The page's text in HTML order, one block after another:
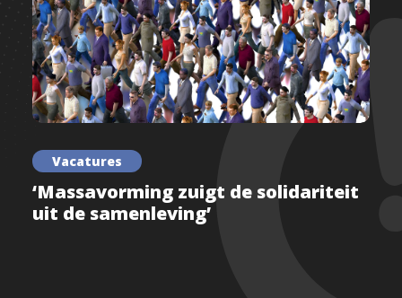
Vacatures
‘Massavorming zuigt de solidariteit
uit de samenleving’